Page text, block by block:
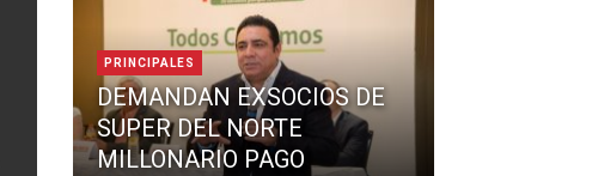
PRINCIPALES
DEMANDAN EXSOCIOS DE
SUPER DEL NORTE
MILLONARIO PAGO